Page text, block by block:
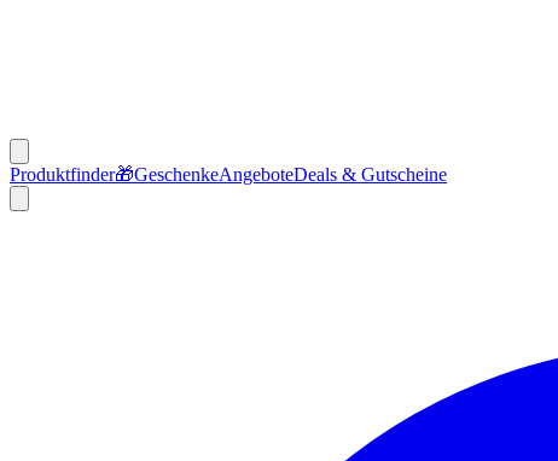
Produktfinder🎁GeschenkeAngeboteDeals & Gutscheine